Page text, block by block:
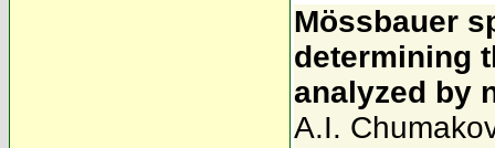
Mössbauer
determining
analyzed by
A.I.